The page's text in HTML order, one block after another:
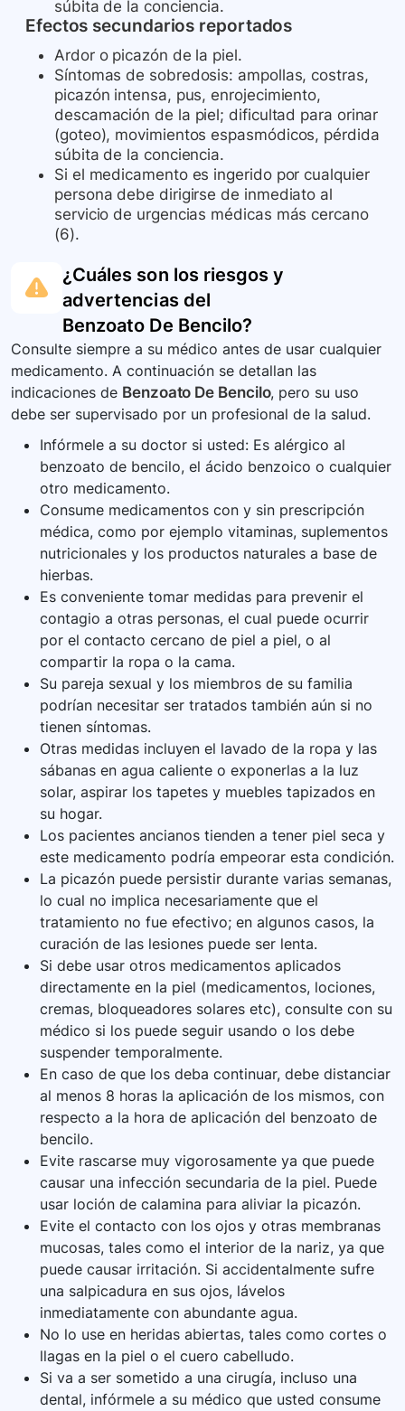
súbita de la conciencia.
Efectos secundarios reportados
Ardor o picazón de la piel.
Síntomas de sobredosis: ampollas, costras,
picazón intensa, pus, enrojecimiento,
descamación de la piel; dificultad para orinar
(goteo), movimientos espasmódicos, pérdida
súbita de la conciencia.
Si el medicamento es ingerido por cualquier
persona debe dirigirse de inmediato al
servicio de urgencias médicas más cercano
(6).
¿Cuáles son los riesgos y
advertencias del
Benzoato De Bencilo?
Consulte siempre a su médico antes de usar cualquier
medicamento. A continuación se detallan las
indicaciones de Benzoato De Bencilo, pero su uso
debe ser supervisado por un profesional de la salud.
Infórmele a su doctor si usted: Es alérgico al
benzoato de bencilo, el ácido benzoico o cualquier
otro medicamento.
Consume medicamentos con y sin prescripción
médica, como por ejemplo vitaminas, suplementos
nutricionales y los productos naturales a base de
hierbas.
Es conveniente tomar medidas para prevenir el
contagio a otras personas, el cual puede ocurrir
por el contacto cercano de piel a piel, o al
compartir la ropa o la cama.
Su pareja sexual y los miembros de su familia
podrían necesitar ser tratados también aún si no
tienen síntomas.
Otras medidas incluyen el lavado de la ropa y las
sábanas en agua caliente o exponerlas a la luz
solar, aspirar los tapetes y muebles tapizados en
su hogar.
Los pacientes ancianos tienden a tener piel seca y
este medicamento podría empeorar esta condición.
La picazón puede persistir durante varias semanas,
lo cual no implica necesariamente que el
tratamiento no fue efectivo; en algunos casos, la
curación de las lesiones puede ser lenta.
Si debe usar otros medicamentos aplicados
directamente en la piel (medicamentos, lociones,
cremas, bloqueadores solares etc), consulte con su
médico si los puede seguir usando o los debe
suspender temporalmente.
En caso de que los deba continuar, debe distanciar
al menos 8 horas la aplicación de los mismos, con
respecto a la hora de aplicación del benzoato de
bencilo.
Evite rascarse muy vigorosamente ya que puede
causar una infección secundaria de la piel. Puede
usar loción de calamina para aliviar la picazón.
Evite el contacto con los ojos y otras membranas
mucosas, tales como el interior de la nariz, ya que
puede causar irritación. Si accidentalmente sufre
una salpicadura en sus ojos, lávelos
inmediatamente con abundante agua.
No lo use en heridas abiertas, tales como cortes o
llagas en la piel o el cuero cabelludo.
Si va a ser sometido a una cirugía, incluso una
dental, infórmele a su médico que usted consume